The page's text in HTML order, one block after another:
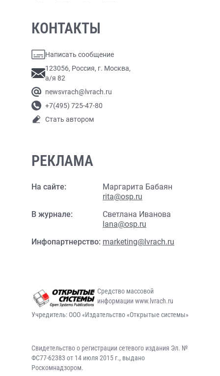
КОНТАКТЫ
Написать сообщение
123056, Россия, г. Москва,
а/я 82
newsvrach@lvrach.ru
+7(495) 725-47-80
Стать автором
РЕКЛАМА
На сайте:
Маргарита Бабаян
rita@osp.ru
В журнале:
Светлана Иванова
lana@osp.ru
Инфопартнерство: marketing@lvrach.ru
Средство массовой
информации www.lvrach.ru
Учредитель: ООО «Издательство «Открытые системы»
Свидетельство о регистрации сетевого издания Эл. №
ФС77-62383 от 14 июля 2015 г., выдано
Роскомнадзором.